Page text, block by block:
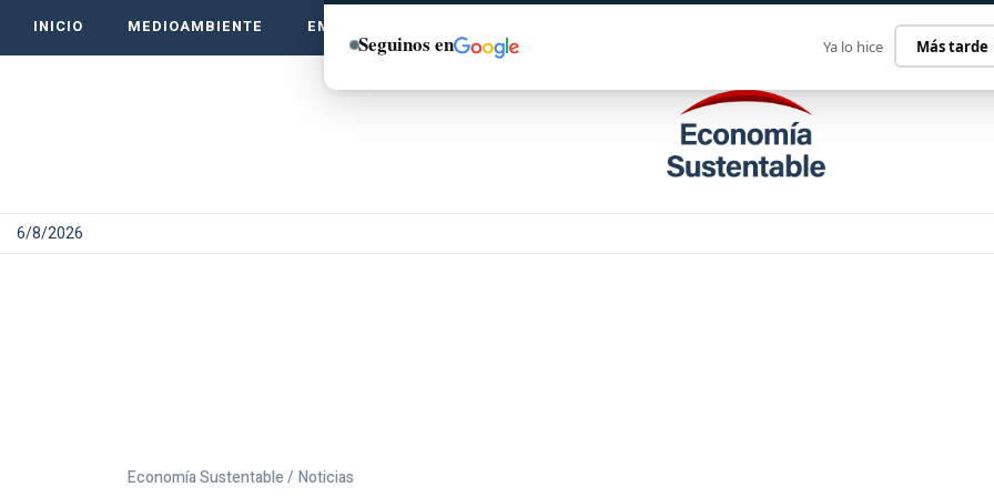
INICIO MEDIOAMBIENTE EMPRENDE VERDE
6/8/2026
Economía Sustentable / Noticias
Seguinos en Ya lo hice Más tarde